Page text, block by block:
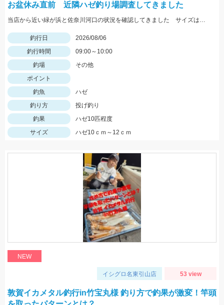
お盆休み直前 近隣ハゼ釣り場調査してきました
当店から近い緑が浜と佐奈川河口の状況を確認してきました サイズはまだ小さめ 針サイズは6号がよさそうです
釣行日
2026/08/06
釣行時間
09:00～10:00
釣場
その他
ポイント
釣魚
ハゼ
釣り方
投げ釣り
釣果
ハゼ10匹程度
サイズ
ハゼ10ｃｍ～12ｃｍ
NEW
イシグロ名東引山店 53 view
敦賀イカメタル釣行in竹宝丸様 釣り方で釣果が激変！竿頭